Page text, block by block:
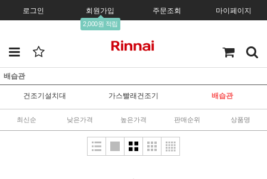
로그인 회원가입
2,000원 적립
주문조회 마이페이지
배습관
건조기설치대 가스빨래건조기 배습관
최신순 낮은가격 높은가격 판매순위 상품명